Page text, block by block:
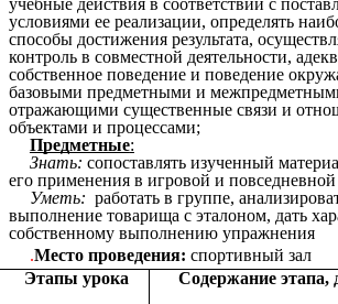
учебные действия в соответствии с
условиями ее реализации, определять
способы достижения результата,
контроль в совместной деятельности,
собственное поведение и поведение
базовыми предметными и
отражающими существенные связи и
объектами и процессами;
Предметные:
Знать: сопоставлять изученный
его применения в игровой и повседневной
Уметь: работать в группе,
выполнение товарища с эталоном, дать
собственному выполнению упражнения
.Место проведения: спортивный зал
Этапы урока
Содержание этапа,